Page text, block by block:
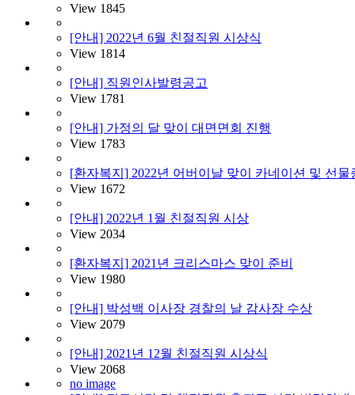
View 1845
[안내] 2022년 6월 친절직원 시상식
View 1814
[안내] 직원인사발령공고
View 1781
[안내] 가정의 달 맞이 대면면회 진행
View 1783
[환자복지] 2022년 어버이날 맞이 카네이션 및 선물
View 1672
[안내] 2022년 1월 친절직원 시상
View 2034
[환자복지] 2021년 크리스마스 맞이 준비
View 1980
[안내] 박성백 이사장 경찰의 날 감사장 수상
View 2079
[안내] 2021년 12월 친절직원 시상식
View 2068
no image